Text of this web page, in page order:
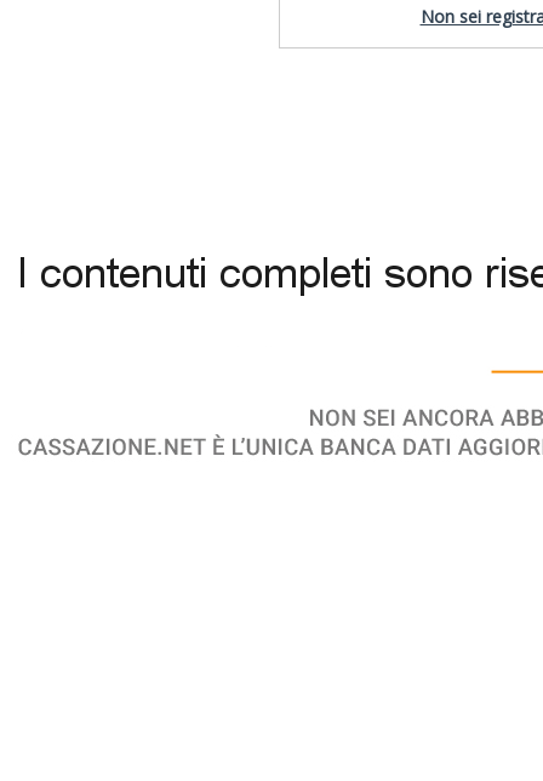
Non sei